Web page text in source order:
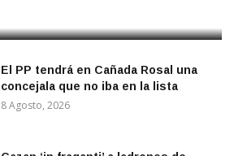
El PP tendrá en Cañada Rosal una
concejala que no iba en la lista
8 Agosto, 2026